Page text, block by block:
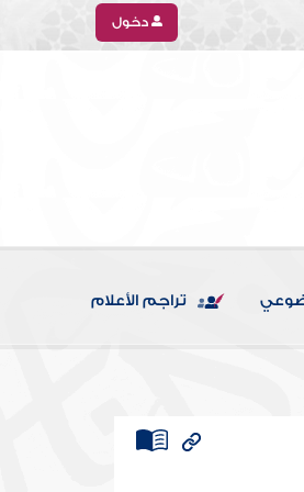
دخول
تراجم الأعلام